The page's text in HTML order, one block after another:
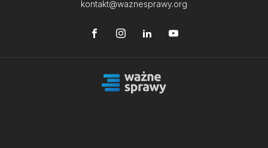
kontakt@waznesprawy.org